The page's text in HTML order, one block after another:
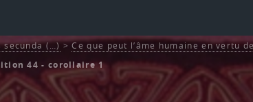
secunda (…)>Ce que peut l’âme humaine en vertu
44 - corollaire 1